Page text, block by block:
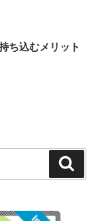
ち込むメリット